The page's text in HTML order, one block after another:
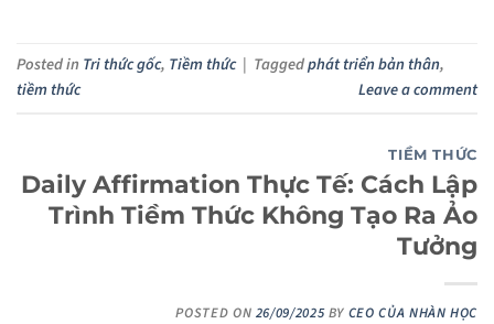
Posted in Tri thức gốc, Tiềm thức | Taggedphát triển bản thân,
tiềm thức
Leave a comment
TIỀM THỨC
Daily Affirmation Thực Tế: Cách Lập
Trình Tiềm Thức Không Tạo Ra Ảo
Tưởng
POSTED ON 26/09/2025 BY CEO CỦA NHÀN HỌC